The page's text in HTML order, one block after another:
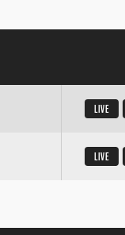
LIVE
LIVE